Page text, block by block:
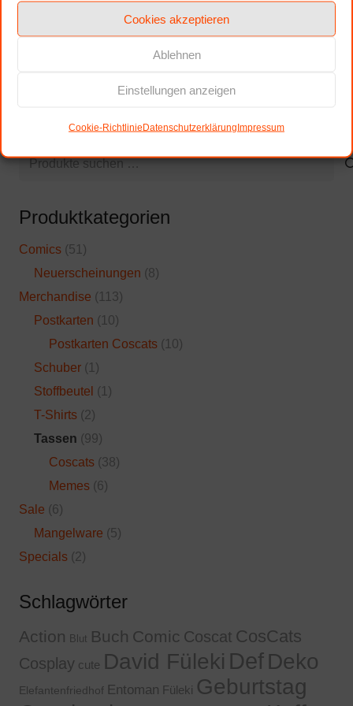
Cookies akzeptieren
Ablehnen
Einstellungen anzeigen
Cookie-RichtlinieDatenschutzerklärungImpressum
In den
In den
Suchen
Produktkategorien
Comics (51)
Neuerscheinungen (8)
Merchandise (113)
Postkarten (10)
Postkarten Coscats (10)
Schuber (1)
Stoffbeutel (1)
T-Shirts (2)
Tassen (99)
Coscats (38)
Memes (6)
Sale (6)
Mangelware (5)
Specials (2)
Schlagwörter
Action Blut Buch Comic Coscat CosCats
Cosplay cute David Füleki Def Deko
Elefantenfriedhof Entoman Füleki Geburtstag